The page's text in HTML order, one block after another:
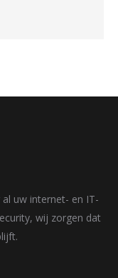
uw internet- en IT-
wij zorgen dat